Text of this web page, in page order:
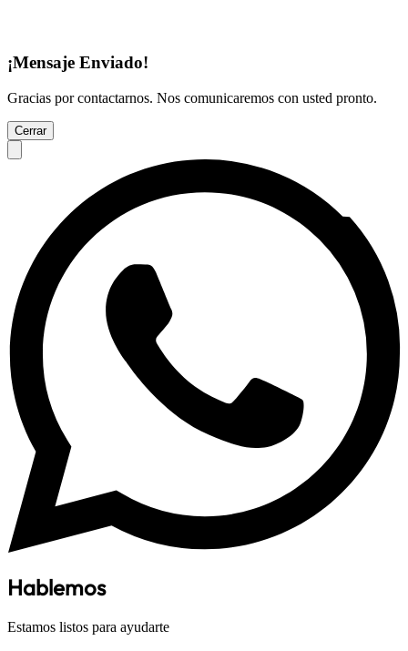
¡Mensaje Enviado!
Gracias por contactarnos. Nos comunicaremos con usted pronto.
Cerrar
Hablemos
Estamos listos para ayudarte